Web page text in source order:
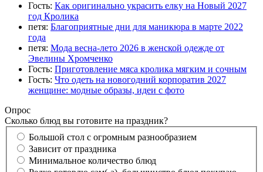
Гость: Как оригинально украсить елку на Новый 2027
год Кролика
петя: Благоприятные дни для маникюра в марте 2022
года
петя: Мода весна-лето 2026 в женской одежде от
Эвелины Хромченко
Гость: Приготовление мяса кролика мягким и сочным
Гость: Что одеть на новогодний корпоратив 2027
женщине: модные образы, идеи с фото
Опрос
Сколько блюд вы готовите на праздник?
Большой стол с огромным разнообразием
Зависит от праздника
Минимальное количество блюд